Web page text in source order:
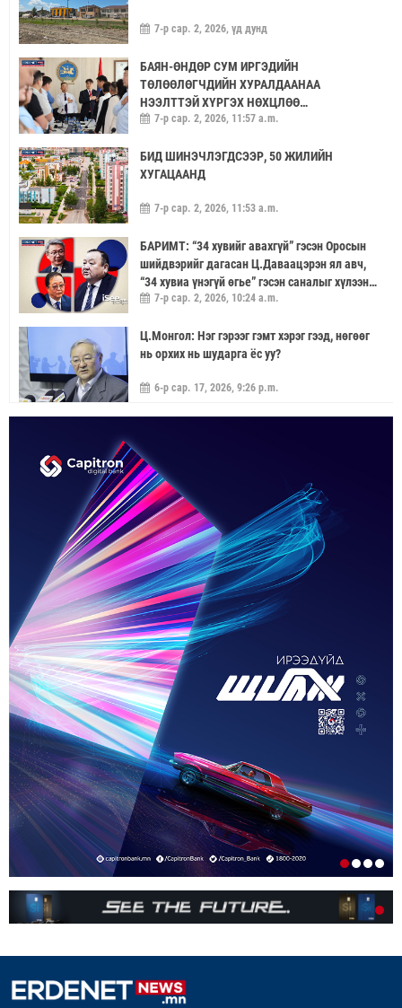
7-р сар. 2, 2026, үд дунд
БАЯН-ӨНДӨР СУМ ИРГЭДИЙН
ТӨЛӨӨЛӨГЧДИЙН ХУРАЛДААНАА
НЭЭЛТТЭЙ ХҮРГЭХ НӨХЦЛӨӨ
САЙЖРУУЛААЧ
7-р сар. 2, 2026, 11:57 a.m.
БИД ШИНЭЧЛЭГДСЭЭР, 50 ЖИЛИЙН
ХУГАЦААНД
7-р сар. 2, 2026, 11:53 a.m.
БАРИМТ: “34 хувийг авахгүй” гэсэн Оросын
шийдвэрийг дагасан Ц.Даваацэрэн ял авч,
“34 хувиа үнэгүй өгье” гэсэн саналыг хүлээн
аваагүй хүмүүс хариуцлагагүй үлдэв
7-р сар. 2, 2026, 10:24 a.m.
Ц.Монгол: Нэг гэрээг гэмт хэрэг гээд, нөгөөг
нь орхих нь шударга ёс уу?
6-р сар. 17, 2026, 9:26 p.m.
ҮЙЛДВЭРИЙН ХЭДЭН ХУВИЙГ ЭЗЭМШИХ ВЭ
ГЭДЭГ АСУУДАЛ ГАРЧ ИРНЭ
5-р сар. 21, 2026, 11:40 a.m.
ЗУУН НАСЫГ ДАВСАН “ХӨВЧИЙН ХӨХ
ГОНИО” АЛДАРТАЙ Д.ГОНЧИГДАГВА
2-р сар. 17, 2026, 10:38 a.m.
ОРОН НУТАГТ ГАЗАР ОЛГОХ ЭРХ МЭДЛИЙГ
ШИЛЖҮҮЛНЭ
1-р сар. 19, 2026, 10:54 a.m.
ТЭТГЭВРИЙН ЗЭЭЛИЙН ХҮҮГ БУУРУУЛАХ,
УРТАСГАХ ЧИГЛЭЛЭЭР АЖИЛЛАНА
1-р сар. 19, 2026, 10:52 a.m.
ИРГЭДИЙН НЭРИЙН ДАНСНЫ
ХУРИМТЛАЛЫГ НЭГ САЯД ХҮРГЭНЭ
1-р сар. 19, 2026, 10:48 a.m.
ЭНЭ ЖИЛ БҮХ НИЙТЭЭРЭЭ 15 ХОНОГ АМРАХ
НЬ
1-р сар. 7, 2026, 3:41 p.m.
ШАГНАЛ ХҮРТЛЭЭ